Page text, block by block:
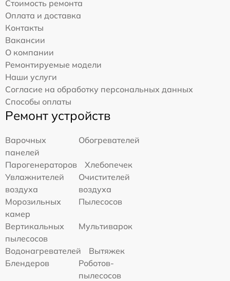
Стоимость ремонта
Оплата и доставка
Контакты
Вакансии
О компании
Ремонтируемые модели
Наши услуги
Согласие на обработку персональных данных
Способы оплаты
Ремонт устройств
Варочных
панелей
Обогревателей
Парогенераторов
Хлебопечек
Увлажнителей
воздуха
Очистителей
воздуха
Морозильных
камер
Пылесосов
Вертикальных
пылесосов
Мультиварок
Водонагревателей
Вытяжек
Блендеров
Роботов-
пылесосов